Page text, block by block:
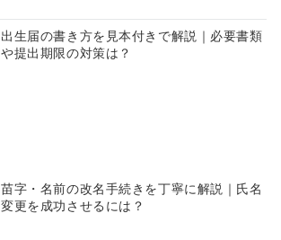
出生届の書き方を見本付きで解説｜必要書類
や提出期限の対策は？
苗字・名前の改名手続きを丁寧に解説｜氏名
変更を成功させるには？